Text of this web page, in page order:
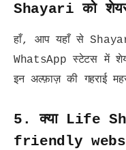
Shayari को
हाँ, आप यहाँ से
WhatsApp स्टेटस में
इन अल्फ़ाज़ की गहराई
5. क्या Life
friendly